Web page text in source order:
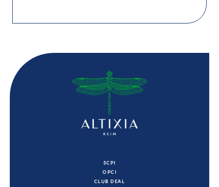
SCPI
OPCI
CLUB DEAL